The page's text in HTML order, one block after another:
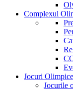
Complexul
Jocuri Olimpice
Jocurile